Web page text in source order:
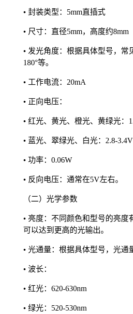
• 封装类型：5mm直插式
• 尺寸：直径5mm，高度约8mm
• 发光角度：根据具体型号，常
180°等。
• 工作电流：20mA
• 正向电压：
• 红光、黄光、橙光、黄绿光：
• 蓝光、翠绿光、白光：2.8-3.4V
• 功率：0.06W
• 反向电压：通常在5V左右。
（二）光学参数
• 亮度：不同颜色和型号的亮度
可以达到更高的光输出。
• 光通量：根据具体型号，光通
• 波长：
• 红光：620-630nm
• 绿光：520-530nm